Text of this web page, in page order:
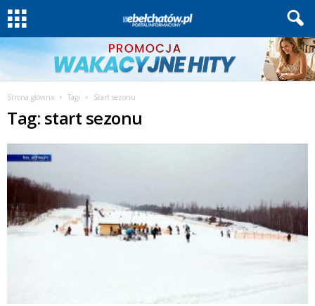
Strona główna Tagi Start sezonu
Tag: start sezonu